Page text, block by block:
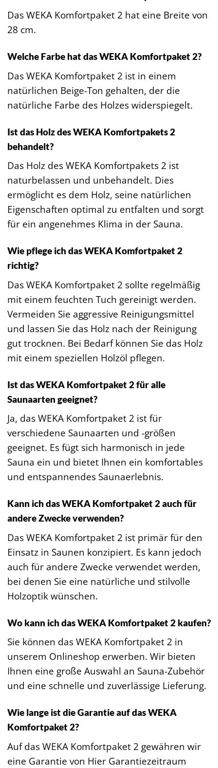
Das WEKA Komfortpaket 2 hat eine Breite von
28 cm.
Welche Farbe hat das WEKA Komfortpaket 2?
Das WEKA Komfortpaket 2 ist in einem
natürlichen Beige-Ton gehalten, der die
natürliche Farbe des Holzes widerspiegelt.
Ist das Holz des WEKA Komfortpakets 2
behandelt?
Das Holz des WEKA Komfortpakets 2 ist
naturbelassen und unbehandelt. Dies
ermöglicht es dem Holz, seine natürlichen
Eigenschaften optimal zu entfalten und sorgt
für ein angenehmes Klima in der Sauna.
Wie pflege ich das WEKA Komfortpaket 2
richtig?
Das WEKA Komfortpaket 2 sollte regelmäßig
mit einem feuchten Tuch gereinigt werden.
Vermeiden Sie aggressive Reinigungsmittel
und lassen Sie das Holz nach der Reinigung
gut trocknen. Bei Bedarf können Sie das Holz
mit einem speziellen Holzöl pflegen.
Ist das WEKA Komfortpaket 2 für alle
Saunaarten geeignet?
Ja, das WEKA Komfortpaket 2 ist für
verschiedene Saunaarten und -größen
geeignet. Es fügt sich harmonisch in jede
Sauna ein und bietet Ihnen ein komfortables
und entspannendes Saunaerlebnis.
Kann ich das WEKA Komfortpaket 2 auch für
andere Zwecke verwenden?
Das WEKA Komfortpaket 2 ist primär für den
Einsatz in Saunen konzipiert. Es kann jedoch
auch für andere Zwecke verwendet werden,
bei denen Sie eine natürliche und stilvolle
Holzoptik wünschen.
Wo kann ich das WEKA Komfortpaket 2 kaufen?
Sie können das WEKA Komfortpaket 2 in
unserem Onlineshop erwerben. Wir bieten
Ihnen eine große Auswahl an Sauna-Zubehör
und eine schnelle und zuverlässige Lieferung.
Wie lange ist die Garantie auf das WEKA
Komfortpaket 2?
Auf das WEKA Komfortpaket 2 gewähren wir
eine Garantie von Hier Garantiezeitraum